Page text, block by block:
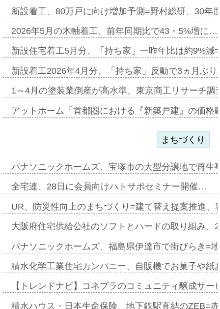
新設着工、80万戸に向け増加予測=野村総研、30年
2026年5月の木軸着工、前年同期比で43・5%増に…
新設住宅着工5月分、「持ち家」一昨年比は約9%
新設着工2026年4月分、「持ち家」反動で3ヵ月ぶ
1～4月の塗装業倒産が高水準、東京商工リサーチ
アットホーム「首都圏における『新築戸建』の価
まちづくり
パナソニックホームズ、宝塚市の大型分譲地で再
全宅連、28日に会員向けハトサポセミナー開催…
UR、防災性向上のまちづくり=建て替え提案推進
大阪府住宅供給公社のソフトとハードの取り組み
パナソニックホームズ、福島県伊達市で街びらき=
積水化学工業住宅カンパニー、自販機でお菓子や
【トレンドナビ】コネプラのコミュニティ醸成サ
積水ハウス・日本生命保険、地下鉄駅直結のZEB=